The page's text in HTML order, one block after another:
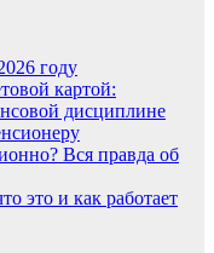
году
картой:
дисциплине
Вся правда об
это и как работает